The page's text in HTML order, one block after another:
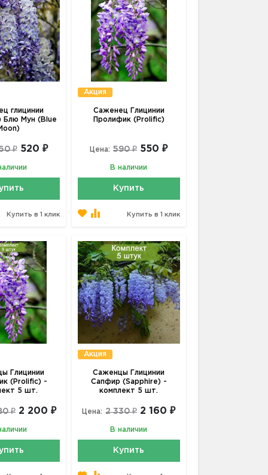
глицинии
Блю Мун (Blue
₽ 520 ₽
Купить в 1 клик
Акция
Саженец Глицинии
Пролифик (Prolific)
Цена: 590 ₽ 550 ₽
В наличии
Купить
Купить в 1 клик
Глицинии
(Prolific) -
5 шт.
₽ 2 200 ₽
Акция
Саженцы Глицинии
Сапфир (Sapphire) -
комплект 5 шт.
Цена: 2 330 ₽ 2 160 ₽
В наличии
Купить